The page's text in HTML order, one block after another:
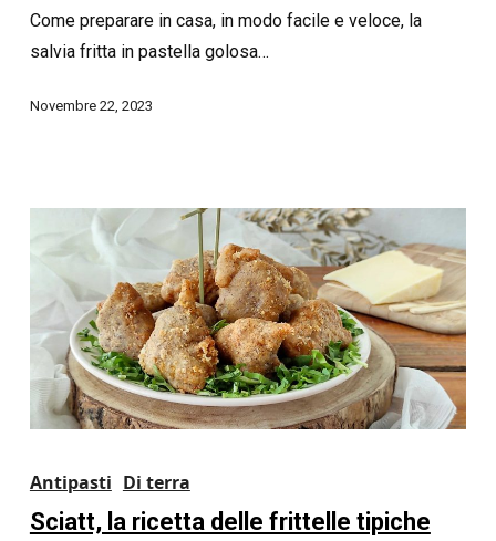
Come preparare in casa, in modo facile e veloce, la
salvia fritta in pastella golosa…
Novembre 22, 2023
Antipasti Di terra
Sciatt, la ricetta delle frittelle tipiche